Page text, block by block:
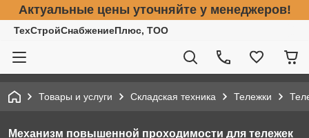
Актуальные цены уточняйте у менеджеров!
ТехСтройСнабжениеПлюс, ТОО
Товары и услуги Складская техника Тележки
Механизм повышенной проходимости для тележек